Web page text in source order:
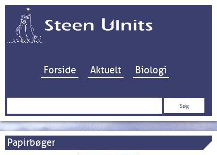
Hop til indhold
Forside Aktuelt Biologi
Søg
Papirbøger